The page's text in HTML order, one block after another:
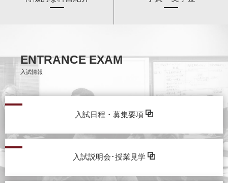
ENTRANCE EXAM
入試情報
入試日程・募集要項
入試説明会･授業見学